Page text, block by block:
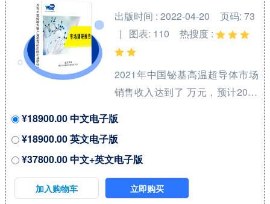
Jet Fuel）和涡轮燃料（Turbine
Fuels）是用于飞机发动机的高性
能燃料，广泛应用于民用和军用
航空。航空喷气燃料是一种专门
为喷气式飞机设计的燃料，...
出版时间 : 2022-04-20
页码: 73
| 图表: 110
热搜度 :
2021年中国铋基高温超导体市场
销售收入达到了 万元，预计2028
间年复合增长率(CAGR)为 %。中
国市场核心厂商包括Bruker、
Sumitomo Electric Industries、
Fujikura Ltd.和American
Superconductor等，按收入计，
¥18900.00 中文电子版
¥18900.00 英文电子版
¥37800.00 中文+英文电子版
加入购物车 立即购买